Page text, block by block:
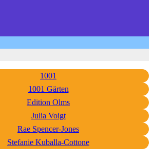
1001
1001 Gärten
Edition Olms
Julia Voigt
Rae Spencer-Jones
Stefanie Kuballa-Cottone